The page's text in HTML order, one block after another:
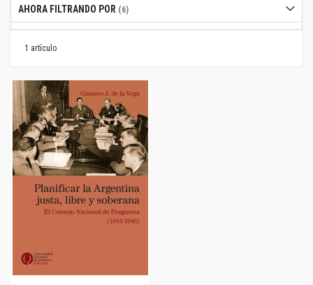
1 artículo
AHORA FILTRANDO POR